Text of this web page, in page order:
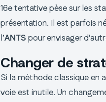
16e tentative pèse sur les
présentation. Il est parfois
l’ANTS pour envisager
Changer de
Si la méthode classique en
voie est inutile. Un